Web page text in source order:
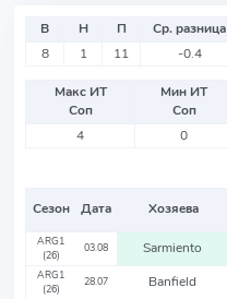
В Н П Ср. разница
8
1 11 -0.4
Макс ИТ
Соп
Мин ИТ
Соп
4
0
Сезон Дата Хозяева
ARG1
(26)
03.08 Sarmiento
ARG1
(26)
28.07 Banfield